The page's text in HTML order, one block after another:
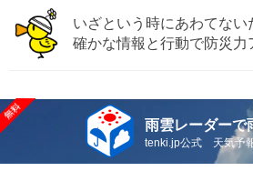
いざという時にあわてない
確かな情報と行動で防災力
雨雲レーダーで
tenki.jp公式 天気予